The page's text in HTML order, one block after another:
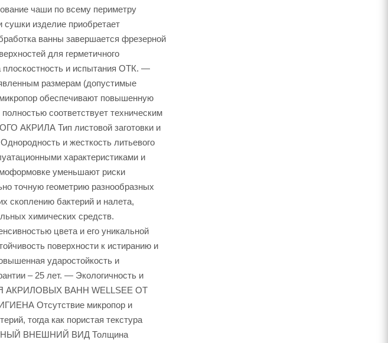
чаши по всему периметру
сушки изделие приобретает
ванны завершается фрезерной
для герметичного
плоскостность и испытания ОТК. —
размерам (допустимые
обеспечивают повышенную
соответствует техническим
АКРИЛА Тип листовой заготовки и
и жесткость литьевого
характеристиками и
уменьшают риски
точную геометрию разнообразных
скоплению бактерий и налета,
химических средств.
цвета и его уникальной
поверхности к истиранию и
ударостойкость и
– 25 лет. — Экологичность и
АКРИЛОВЫХ ВАНН WELLSEE ОТ
Отсутствие микропор и
тогда как пористая текстура
ВНЕШНИЙ ВИД Толщина